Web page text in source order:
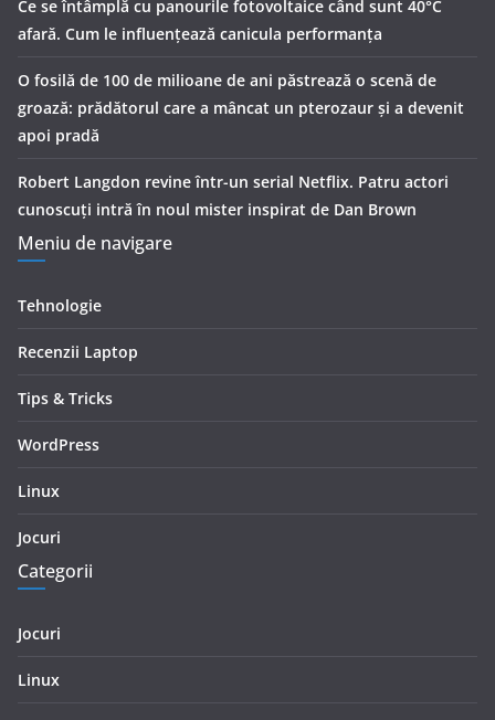
Ce se întâmplă cu panourile fotovoltaice când sunt 40°C
afară. Cum le influențează canicula performanța
O fosilă de 100 de milioane de ani păstrează o scenă de
groază: prădătorul care a mâncat un pterozaur și a devenit
apoi pradă
Robert Langdon revine într-un serial Netflix. Patru actori
cunoscuți intră în noul mister inspirat de Dan Brown
Meniu de navigare
Tehnologie
Recenzii Laptop
Tips & Tricks
WordPress
Linux
Jocuri
Categorii
Jocuri
Linux